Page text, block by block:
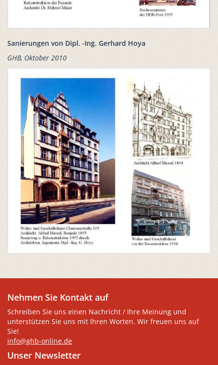
Sanierungen von Dipl. -Ing. Gerhard Hoya
GHB, Oktober 2010
Nehmen Sie Kontakt auf
Schreiben Sie uns einen Nachricht / Ihre Meinung und
unterstützen Sie uns mit Ihren Worten. Wir freuen uns auf
Sie!
info@ghb-online.de
Unser Newsletter